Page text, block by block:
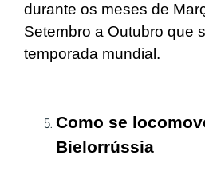
durante os meses de
Setembro a Outubro que
temporada mundial.
Como se
Bielorrússia